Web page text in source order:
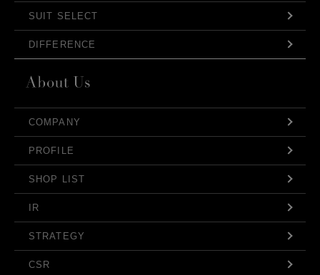
SUIT SELECT
DIFFERENCE
COMPANY
PROFILE
SHOP LIST
IR
STRATEGY
CSR